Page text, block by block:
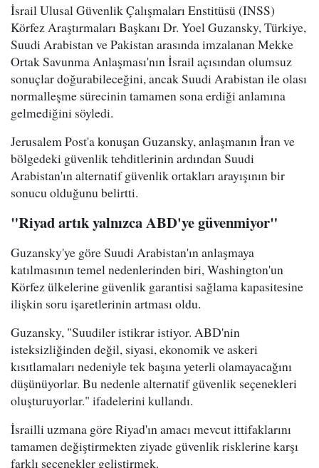
İsrail Ulusal Güvenlik Çalışmaları Enstitüsü (INSS)
Körfez Araştırmaları Başkanı Dr. Yoel Guzansky, Türkiye,
Suudi Arabistan ve Pakistan arasında imzalanan Mekke
Ortak Savunma Anlaşması'nın İsrail açısından olumsuz
sonuçlar doğurabileceğini, ancak Suudi Arabistan ile olası
normalleşme sürecinin tamamen sona erdiği anlamına
gelmediğini söyledi.
Jerusalem Post'a konuşan Guzansky, anlaşmanın İran ve
bölgedeki güvenlik tehditlerinin ardından Suudi
Arabistan'ın alternatif güvenlik ortakları arayışının bir
sonucu olduğunu belirtti.
"Riyad artık yalnızca ABD'ye güvenmiyor"
Guzansky'ye göre Suudi Arabistan'ın anlaşmaya
katılmasının temel nedenlerinden biri, Washington'un
Körfez ülkelerine güvenlik garantisi sağlama kapasitesine
ilişkin soru işaretlerinin artması oldu.
Guzansky, "Suudiler istikrar istiyor. ABD'nin
isteksizliğinden değil, siyasi, ekonomik ve askeri
kısıtlamaları nedeniyle tek başına yeterli olamayacağını
düşünüyorlar. Bu nedenle alternatif güvenlik seçenekleri
oluşturuyorlar." ifadelerini kullandı.
İsrailli uzmana göre Riyad'ın amacı mevcut ittifaklarını
tamamen değiştirmekten ziyade güvenlik risklerine karşı
farklı seçenekler geliştirmek.